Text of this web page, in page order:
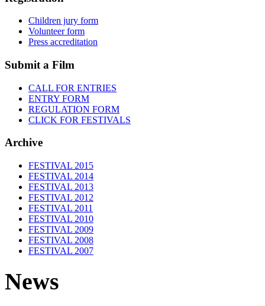
Children jury form
Volunteer form
Press accreditation
Submit a Film
CALL FOR ENTRIES
ENTRY FORM
REGULATION FORM
CLICK FOR FESTIVALS
Archive
FESTIVAL 2015
FESTIVAL 2014
FESTIVAL 2013
FESTIVAL 2012
FESTIVAL 2011
FESTIVAL 2010
FESTIVAL 2009
FESTIVAL 2008
FESTIVAL 2007
News